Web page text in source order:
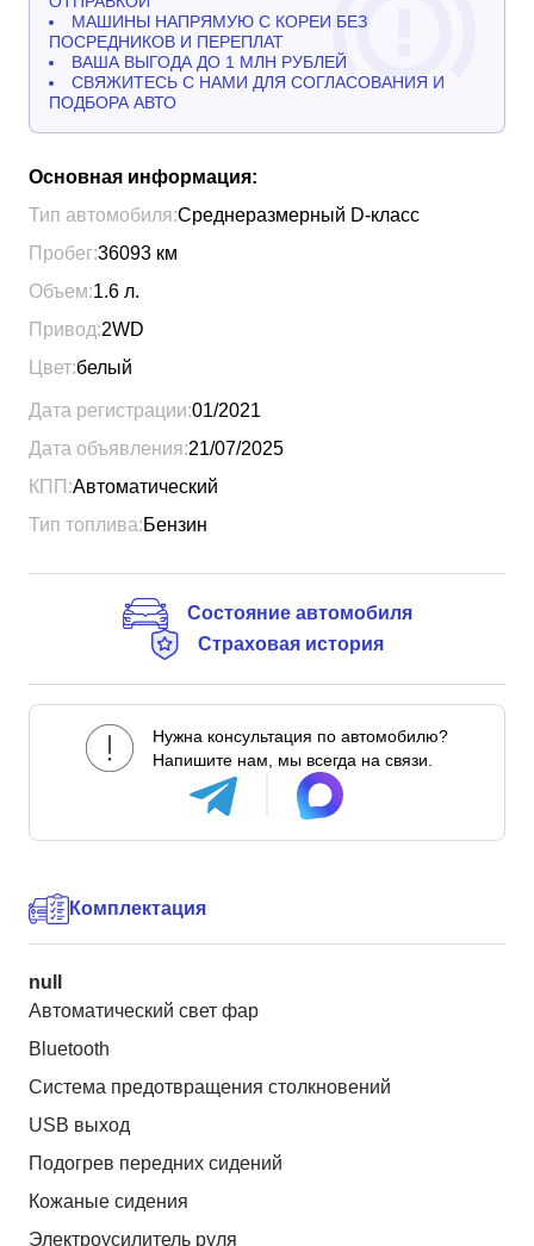
МАШИНЫ НАПРЯМУЮ С КОРЕИ БЕЗ
ПОСРЕДНИКОВ И ПЕРЕПЛАТ
ВАША ВЫГОДА ДО 1 МЛН РУБЛЕЙ
СВЯЖИТЕСЬ С НАМИ ДЛЯ СОГЛАСОВАНИЯ И
ПОДБОРА АВТО
Основная информация:
Тип автомобиля:Среднеразмерный D-класс
Пробег:36093 км
Объем:1.6 л.
Привод:2WD
Цвет:белый
Дата регистрации:01/2021
Дата объявления:21/07/2025
КПП:Автоматический
Тип топлива:Бензин
Состояние автомобиля
Страховая история
Нужна консультация по автомобилю?
Напишите нам, мы всегда на связи.
Комплектация
null
Автоматический свет фар
Bluetooth
Система предотвращения столкновений
USB выход
Подогрев передних сидений
Кожаные сидения
Электроусилитель руля